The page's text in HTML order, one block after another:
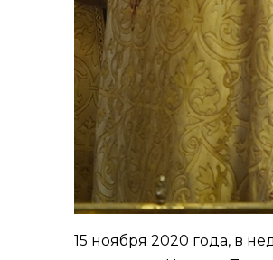
15 ноября 2020 года, в